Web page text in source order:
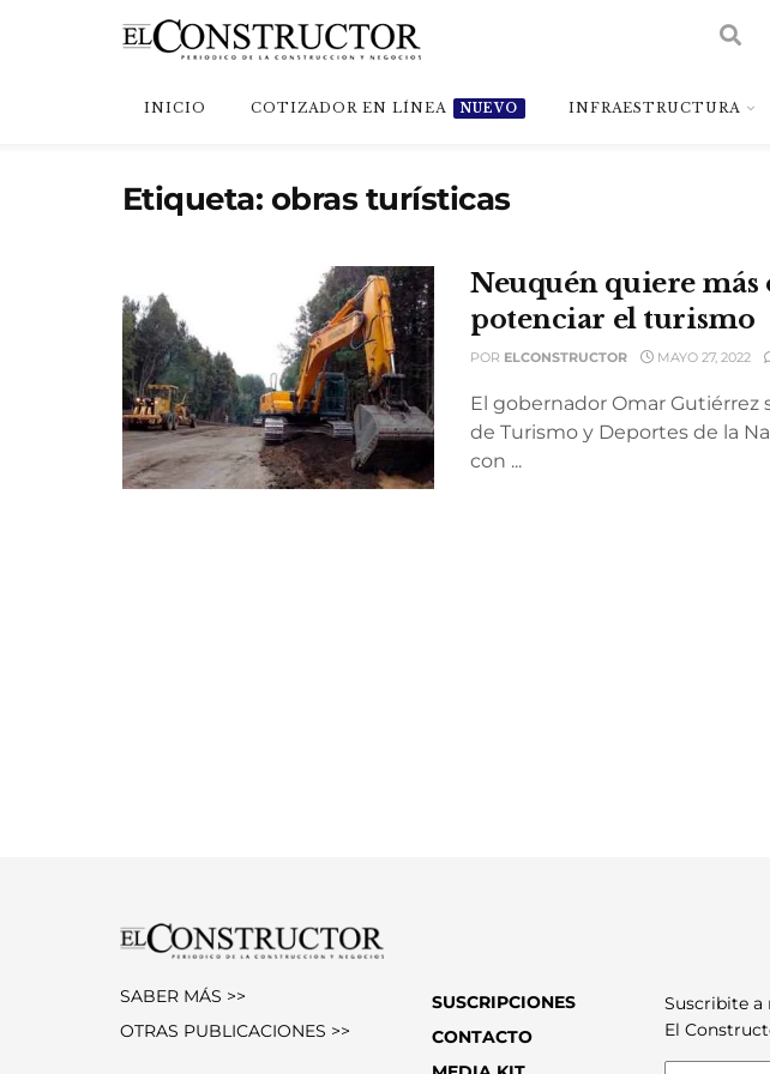
INICIO COTIZADOR EN LÍNEA NUEVO INFRAESTRUCTURA
Etiqueta: obras turísticas
Neuquén quiere más
potenciar el turismo
POR ELCONSTRUCTOR MAYO 27, 2022
El gobernador Omar Gutiérrez
de Turismo y Deportes de la
con ...
SABER MÁS >>
OTRAS PUBLICACIONES >>
SUSCRIPCIONES
CONTACTO
Suscribite a
El